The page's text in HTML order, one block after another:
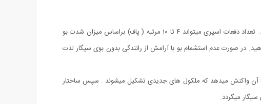
به اندازه کافی از نوترال اسموک ترجیحا روی کف پوشهای خودرو اسپری کنید تا مطمئن شوید میزان مصرف شده منابع بو را خنثی مینماید. تعداد دفعات اسپری میتواند ۴ تا ۱۰ مرتبه ( پاف) براساس میزان شدت بو
خارج شده ، درب خودرو را بسته و برای ۳ تا ۵ دقیقه در این حالت قرار دهید. در صورت عدم استشمام بو با آرامش از رانندگی بدون بوی سیگار لذت
آن واکنش میدهد که ملکول های جدیدی تشکیل میشوند . سپس ساختار
میگردد.